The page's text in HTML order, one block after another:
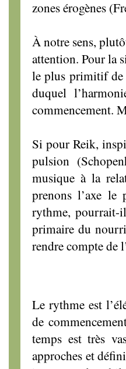
zones érogènes
À notre sens,
attention. Pour la
le plus primitif de
duquel
commencement.
Si pour Reik,
pulsion
musique à la
prenons l’axe
rythme, pourrait-
primaire du
rendre compte de
Le rythme est
de
temps est très
approches et